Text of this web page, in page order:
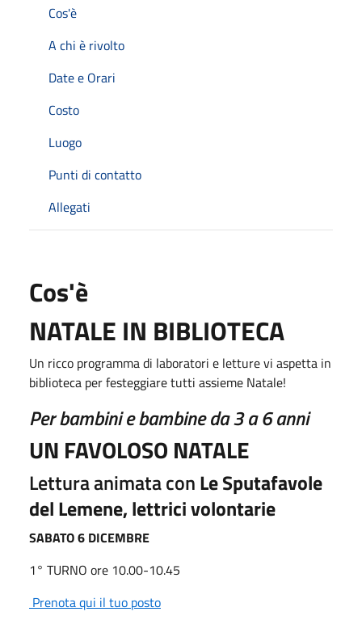
Cos'è
A chi è rivolto
Date e Orari
Costo
Luogo
Punti di contatto
Allegati
Cos'è
NATALE IN BIBLIOTECA
Un ricco programma di laboratori e letture vi aspetta in
biblioteca per festeggiare tutti assieme Natale!
Per bambini e bambine da 3 a 6 anni
UN FAVOLOSO NATALE
Lettura animata conLe Sputafavole
del Lemene, lettrici volontarie
SABATO 6 DICEMBRE
1° TURNO ore 10.00-10.45
Prenota qui il tuo posto